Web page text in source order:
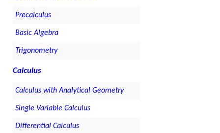
Precalculus
Basic Algebra
Trigonometry
Calculus
Calculus with Analytical Geometry
Single Variable Calculus
Differential Calculus